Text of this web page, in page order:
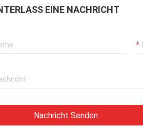
EINE NACHRICHT
Nachricht Senden